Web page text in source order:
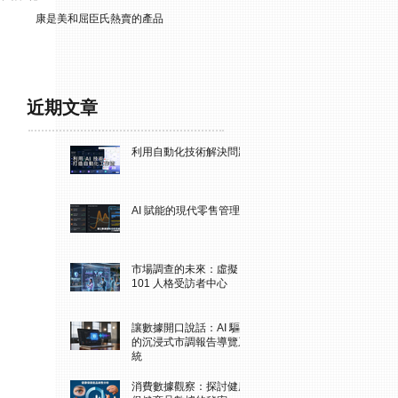
康是美和屈臣氏熱賣的產品
近期文章
利用自動化技術解決問題
AI 賦能的現代零售管理
市場調查的未來：虛擬
101 人格受訪者中心
讓數據開口說話：AI 驅動
的沉浸式市調報告導覽系
統
消費數據觀察：探討健康